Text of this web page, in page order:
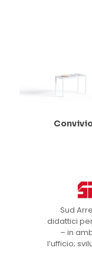
Sud
didattici
– in
l’ufficio;